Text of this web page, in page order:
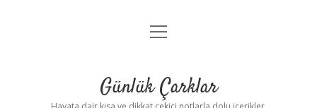
Anasayfa
Yasal Uyarı
menüyü
Günlük Çarklar